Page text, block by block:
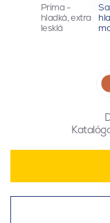
Prima -
hladká, extra
lesklá